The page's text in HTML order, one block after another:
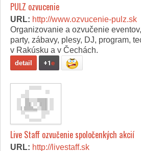
PULZ ozvucenie
URL: http://www.ozvucenie-pulz.sk
Organizovanie a ozvučenie
party, zábavy, plesy, DJ, program,
v Rakúsku a v Čechách.
detail +1e
Live Staff ozvučenie spoločenkých akcií
URL: http://livestaff.sk